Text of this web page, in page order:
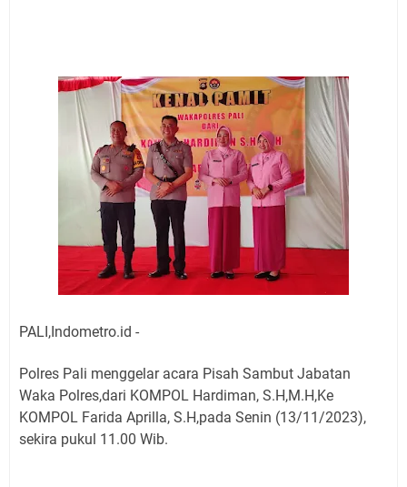
PALI,Indometro.id -
Polres Pali menggelar acara Pisah Sambut Jabatan
Waka Polres,dari KOMPOL Hardiman, S.H,M.H,Ke
KOMPOL Farida Aprilla, S.H,pada Senin (13/11/2023),
sekira pukul 11.00 Wib.